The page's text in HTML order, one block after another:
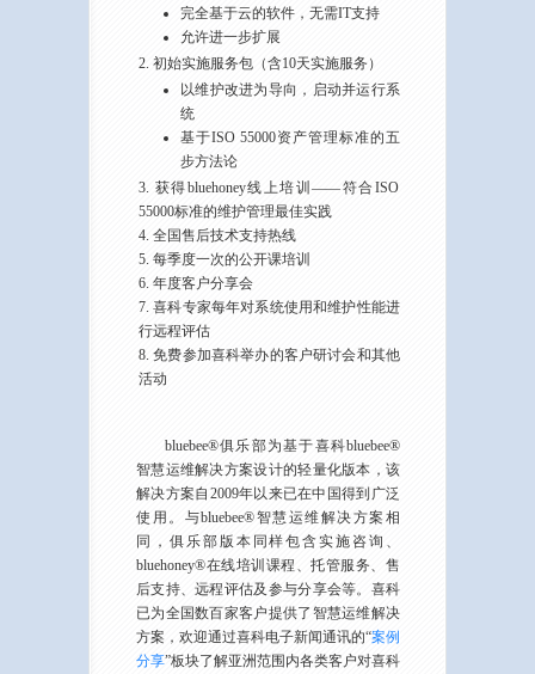
完全基于云的软件，无需IT支持
允许进一步扩展
初始实施服务包（含10天实施服务）
以维护改进为导向，启动并运行系
统
基于ISO 55000资产管理标准的五
步方法论
获得bluehoney线上培训——符合ISO
55000标准的维护管理最佳实践
全国售后技术支持热线
每季度一次的公开课培训
年度客户分享会
喜科专家每年对系统使用和维护性能进
行远程评估
免费参加喜科举办的客户研讨会和其他
活动
bluebee®俱乐部为基于喜科bluebee®
智慧运维解决方案设计的轻量化版本，该
解决方案自2009年以来已在中国得到广泛
使用。与bluebee®智慧运维解决方案相
同，俱乐部版本同样包含实施咨询、
bluehoney®在线培训课程、托管服务、售
后支持、远程评估及参与分享会等。喜科
已为全国数百家客户提供了智慧运维解决
方案，欢迎通过喜科电子新闻通讯的“案例
分享”板块了解亚洲范围内各类客户对喜科